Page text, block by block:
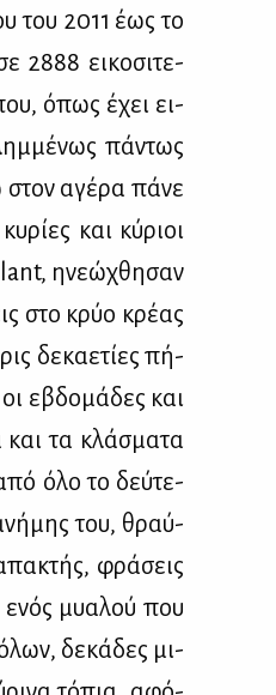
του 2011 έως το
2888 ει­κο­σι­τε­
όπως έχει ει­
πά­ντως
στον αγέ­ρα πά­νε
και κύ­ριοι
ηνε­ώ­χθη­σαν
στο κρύο κρέ­ας
δε­κα­ε­τί­ες πή­
εβδο­μά­δες και
και τα κλά­σμα­τα
όλο το δεύ­τε­
του, θραύ­
φρά­σεις
ενός μυα­λού που
δε­κά­δες μι­